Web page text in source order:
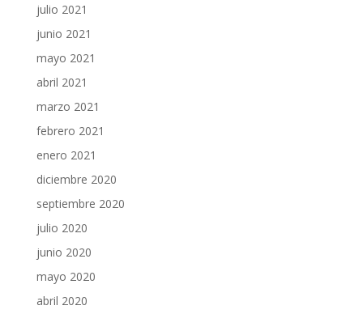
julio 2021
junio 2021
mayo 2021
abril 2021
marzo 2021
febrero 2021
enero 2021
diciembre 2020
septiembre 2020
julio 2020
junio 2020
mayo 2020
abril 2020